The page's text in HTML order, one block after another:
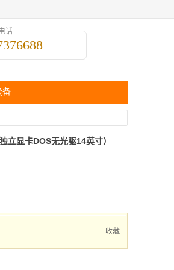
话
备
显卡DOS无光驱14英寸）
收藏